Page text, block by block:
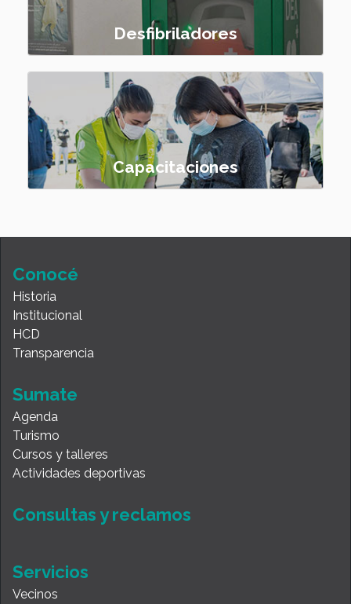
Desfibriladores
Capacitaciones
Conocé
Historia
Institucional
HCD
Transparencia
Sumate
Agenda
Turismo
Cursos y talleres
Actividades deportivas
Consultas y reclamos
Servicios
Vecinos